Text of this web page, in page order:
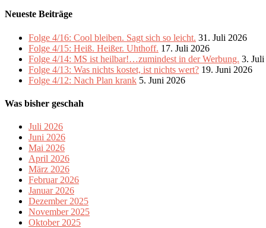
Neueste Beiträge
Folge 4/16: Cool bleiben. Sagt sich so leicht. 31. Juli 2026
Folge 4/15: Heiß. Heißer. Uhthoff. 17. Juli 2026
Folge 4/14: MS ist heilbar!…zumindest in der Werbung. 3.
Folge 4/13: Was nichts kostet, ist nichts wert? 19. Juni 2026
Folge 4/12: Nach Plan krank 5. Juni 2026
Was bisher geschah
Juli 2026
Juni 2026
Mai 2026
April 2026
März 2026
Februar 2026
Januar 2026
Dezember 2025
November 2025
Oktober 2025